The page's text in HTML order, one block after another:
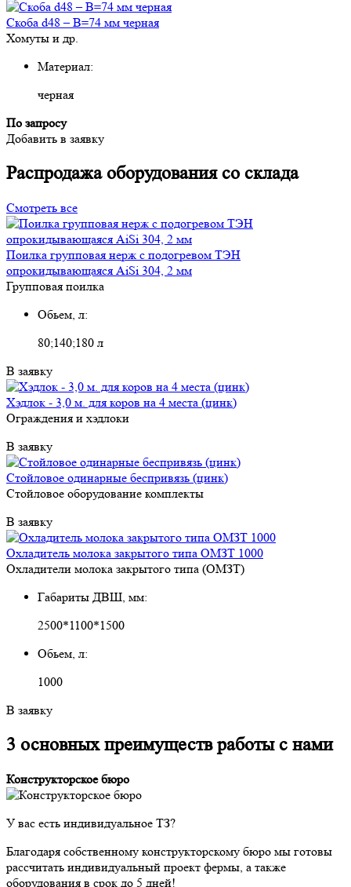
Скоба d48 – В=74 мм черная
Хомуты и др.
Материал:
черная
По запросу
Добавить в заявку
Распродажа оборудования со склада
Смотреть все
Поилка групповая нерж с подогревом ТЭН
опрокидывающаяся AiSi 304, 2 мм
Групповая поилка
Обьем, л:
80;140;180 л
В заявку
Хэдлок - 3,0 м. для коров на 4 места (цинк)
Ограждения и хэдлоки
В заявку
Стойловое одинарные беспривязь (цинк)
Стойловое оборудование комплекты
В заявку
Охладитель молока закрытого типа ОМЗТ 1000
Охладители молока закрытого типа (ОМЗТ)
Габариты ДВШ, мм:
2500*1100*1500
Обьем, л:
1000
В заявку
3 основных преимуществ работы с нами
Конструкторское бюро
У вас есть индивидуальное ТЗ?
Благодаря собственному конструкторскому бюро мы готовы
рассчитать индивидуальный проект фермы, а также
оборудования в срок до 5 дней!